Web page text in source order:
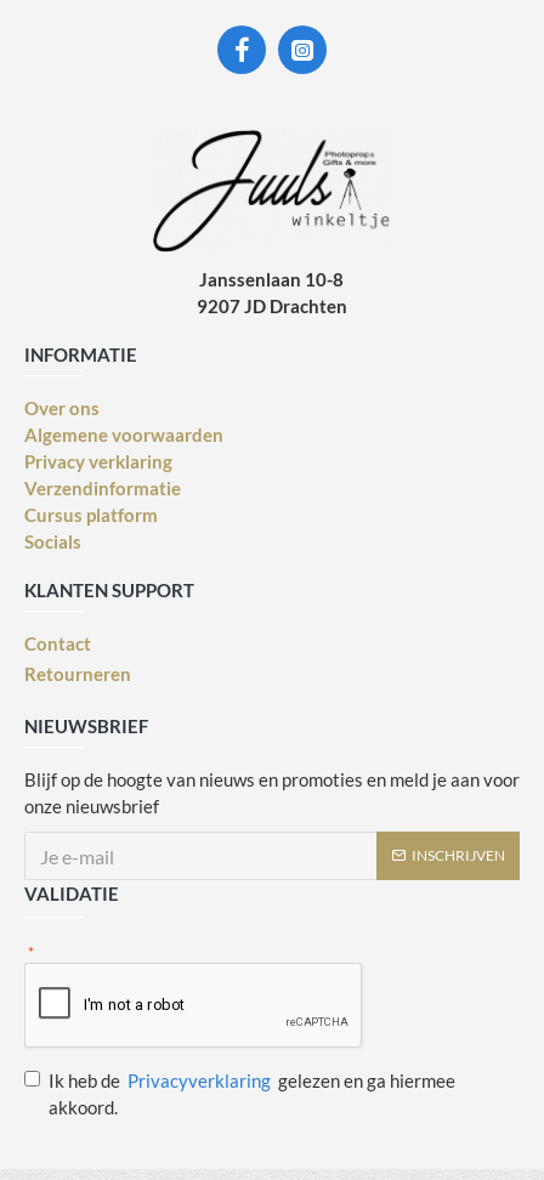
Janssenlaan 10-8
9207 JD Drachten
INFORMATIE
Over ons
Algemene voorwaarden
Privacy verklaring
Verzendinformatie
Cursus platform
Socials
KLANTEN SUPPORT
Contact
Retourneren
NIEUWSBRIEF
Blijf op de hoogte van nieuws en promoties en meld je aan voor
onze nieuwsbrief
INSCHRIJVEN
VALIDATIE
Ik heb de Privacyverklaring gelezen en ga hiermee
akkoord.